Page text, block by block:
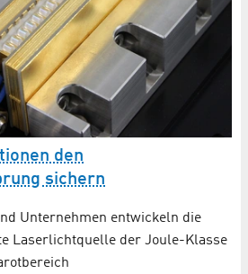
den
sichern
Unternehmen entwickeln die
Laserlichtquelle der Joule-Klasse